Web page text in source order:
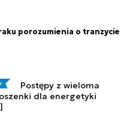
porozumienia o tranzycie
Postępy z wieloma
dla energetyki